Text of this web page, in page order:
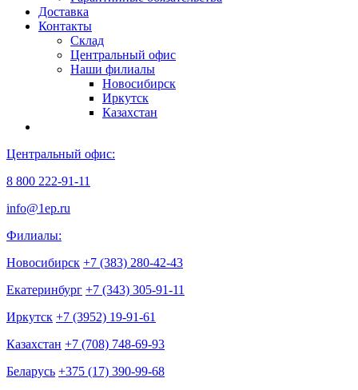
Доставка
Контакты
Склад
Центральный офис
Наши филиалы
Новосибирск
Иркутск
Казахстан
Центральный офис:
8 800 222-91-11
info@1ep.ru
Филиалы:
Новосибирск +7 (383) 280-42-43
Екатеринбург +7 (343) 305-91-11
Иркутск +7 (3952) 19-91-61
Казахстан +7 (708) 748-69-93
Беларусь +375 (17) 390-99-68